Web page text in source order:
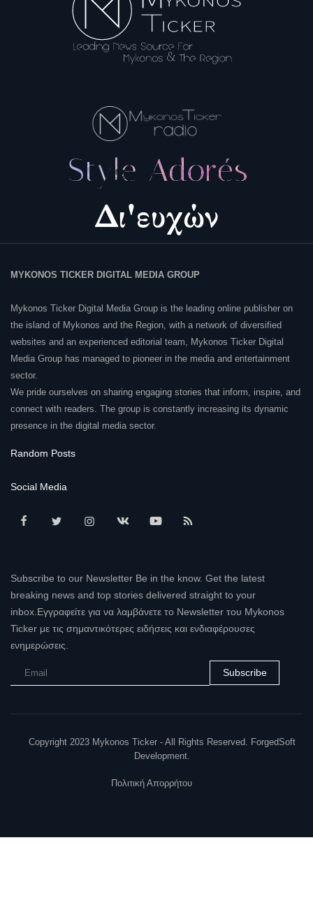
MYKONOS TICKER DIGITAL MEDIA GROUP
Mykonos Ticker Digital Media Group is the leading online publisher on
the island of Mykonos and the Region, with a network of diversified
websites and an experienced editorial team, Mykonos Ticker Digital
Media Group has managed to pioneer in the media and entertainment
sector.
We pride ourselves on sharing engaging stories that inform, inspire, and
connect with readers. The group is constantly increasing its dynamic
presence in the digital media sector.
Random Posts
Social Media
Subscribe to our Newsletter Be in the know. Get the latest
breaking news and top stories delivered straight to your
inbox.Εγγραφείτε για να λαμβάνετε το Newsletter του Mykonos
Ticker με τις σημαντικότερες ειδήσεις και ενδιαφέρουσες
ενημερώσεις.
Subscribe
Copyright 2023 Mykonos Ticker - All Rights Reserved. ForgedSoft
Development.
Πολιτική Απορρήτου